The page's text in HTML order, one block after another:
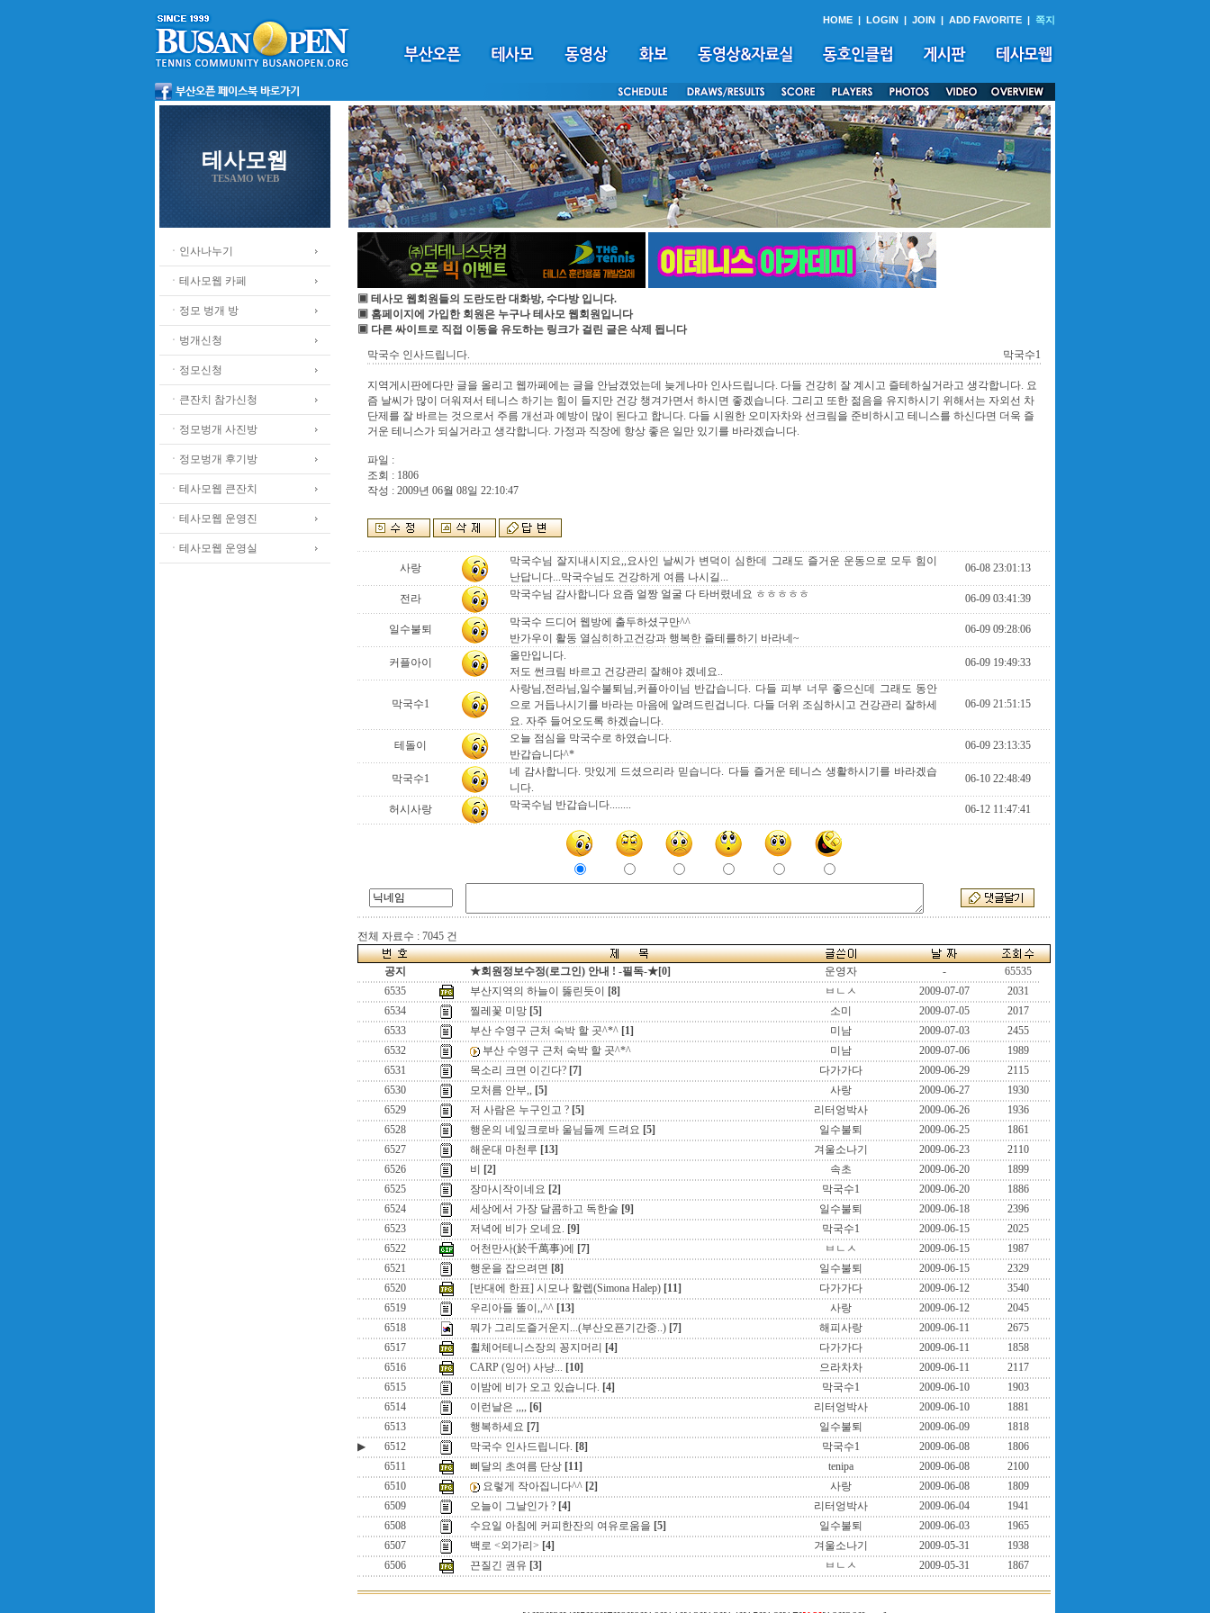
HOME | LOGIN | JOIN | ADD FAVORITE | 쪽지
테사모웹
TESAMO WEB
ㆍ인사나누기
ㆍ테사모웹 카페
ㆍ정모 벙개 방
ㆍ벙개신청
ㆍ정모신청
ㆍ큰잔치 참가신청
ㆍ정모벙개 사진방
ㆍ정모벙개 후기방
ㆍ테사모웹 큰잔치
ㆍ테사모웹 운영진
ㆍ테사모웹 운영실
▣ 테사모 웹회원들의 도란도란 대화방, 수다방 입니다.
▣ 홈페이지에 가입한 회원은 누구나 테사모 웹회원입니다
▣ 다른 싸이트로 직접 이동을 유도하는 링크가 걸린 글은 삭제 됩니다
막국수 인사드립니다.
막국수1
지역게시판에다만 글을 올리고 웹까페에는 글을 안남겼었는데 늦게나마 인사드립니다. 다들 건강히 잘 계시고 즐테하실거라고 생각합니다. 요
즘 날씨가 많이 더워져서 테니스 하기는 힘이 들지만 건강 챙겨가면서 하시면 좋겠습니다. 그리고 또한 젊음을 유지하시기 위해서는 자외선 차
단제를 잘 바르는 것으로서 주름 개선과 예방이 많이 된다고 합니다. 다들 시원한 오미자차와 선크림을 준비하시고 테니스를 하신다면 더욱 즐
거운 테니스가 되실거라고 생각합니다. 가정과 직장에 항상 좋은 일만 있기를 바라겠습니다.
파일 :
조회 : 1806
작성 : 2009년 06월 08일 22:10:47
사랑
막국수님 잘지내시지요,,요사인 날씨가 변덕이 심한데 그래도 즐거운 운동으로 모두 힘이
난답니다...막국수님도 건강하게 여름 나시길...
06-08 23:01:13
전라 막국수님 감사합니다 요즘 얼짱 얼굴 다 타버렸네요 ㅎㅎㅎㅎㅎ 06-09 03:41:39
일수불퇴
막국수 드디어 웹방에 출두하셨구만^^
반가우이 활동 열심히하고건강과 행복한 즐테를하기 바라네~
06-09 09:28:06
커플아이
올만입니다.
저도 썬크림 바르고 건강관리 잘해야 겠네요..
06-09 19:49:33
막국수1
사랑님,전라님,일수불퇴님,커플아이님 반갑습니다. 다들 피부 너무 좋으신데 그래도 동안
으로 거듭나시기를 바라는 마음에 알려드린겁니다. 다들 더위 조심하시고 건강관리 잘하세
요. 자주 들어오도록 하겠습니다.
06-09 21:51:15
테돌이
오늘 점심을 막국수로 하였습니다.
반갑습니다^*
06-09 23:13:35
막국수1
네 감사합니다. 맛있게 드셨으리라 믿습니다. 다들 즐거운 테니스 생활하시기를 바라겠습
니다.
06-10 22:48:49
허시사랑 막국수님 반갑습니다........ 06-12 11:47:41
전체 자료수 : 7045 건
공지 ★회원정보수정(로그인) 안내 ! -필독-★[0] 운영자 -
65535
6535
부산지역의 하늘이 뚫린듯이 [8] ㅂㄴㅅ 2009-07-07
2031
6534
찔레꽃 미망 [5] 소미 2009-07-05
2017
6533
부산 수영구 근처 숙박 할 곳^*^ [1] 미남 2009-07-03
2455
6532
부산 수영구 근처 숙박 할 곳^*^ 미남 2009-07-06
1989
6531
목소리 크면 이긴다? [7] 다가가다 2009-06-29
2115
6530
모처름 안부,, [5] 사랑 2009-06-27
1930
6529
저 사람은 누구인고 ? [5] 리터엉박사 2009-06-26
1936
6528
행운의 네잎크로바 울님들께 드려요 [5] 일수불퇴 2009-06-25
1861
6527
해운대 마천루 [13] 겨울소나기 2009-06-23
2110
6526
비 [2] 속초 2009-06-20
1899
6525
장마시작이네요 [2] 막국수1 2009-06-20
1886
6524
세상에서 가장 달콤하고 독한술 [9] 일수불퇴 2009-06-18
2396
6523
저녁에 비가 오네요. [9] 막국수1 2009-06-15
2025
6522
어천만사(於千萬事)에 [7] ㅂㄴㅅ 2009-06-15
1987
6521
행운을 잡으려면 [8] 일수불퇴 2009-06-15
2329
6520
[반대에 한표] 시모나 할렙(Simona Halep) [11] 다가가다 2009-06-12
3540
6519
우리아들 똘이,,^^ [13] 사랑 2009-06-12
2045
6518
뭐가 그리도즐거운지...(부산오픈기간중..) [7] 해피사랑 2009-06-11
2675
6517
휠체어테니스장의 꽁지머리 [4] 다가가다 2009-06-11
1858
6516
CARP (잉어) 사냥... [10] 으라차차 2009-06-11
2117
6515
이밤에 비가 오고 있습니다. [4] 막국수1 2009-06-10
1903
6514
이런날은 ,,,, [6] 리터엉박사 2009-06-10
1881
6513
행복하세요 [7] 일수불퇴 2009-06-09
1818
▶
6512 막국수 인사드립니다. [8] 막국수1 2009-06-08
1806
6511
삐달의 초여름 단상 [11] tenipa 2009-06-08
2100
6510
요렇게 작아집니다^^ [2] 사랑 2009-06-08
1809
6509
오늘이 그날인가 ? [4] 리터엉박사 2009-06-04
1941
6508
수요일 아침에 커피한잔의 여유로움을 [5] 일수불퇴 2009-06-03
1965
6507
백로 <외가리> [4] 겨울소나기 2009-05-31
1938
6506
끈질긴 권유 [3] ㅂㄴㅅ 2009-05-31 1867